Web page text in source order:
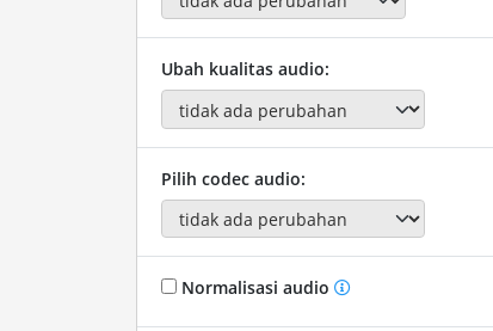
Ubah kualitas audio:
Pilih codec audio:
Normalisasi audio